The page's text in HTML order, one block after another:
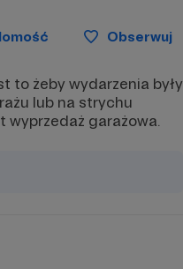
Obserwuj
to żeby wydarzenia były
lub na strychu
garażowa.